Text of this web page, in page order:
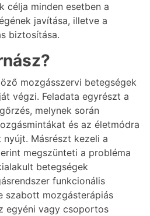
célja minden esetben a
javítása, illetve a
biztosítása.
mozgásszervi betegségek
végzi. Feladata egyrészt a
melynek során
és az életmódra
Másrészt kezeli a
megszünteti a probléma
betegségek
funkcionális
szabott mozgásterápiás
egyéni vagy csoportos